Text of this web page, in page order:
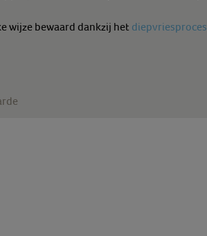
wijze bewaard dankzij het diepvriesproces.